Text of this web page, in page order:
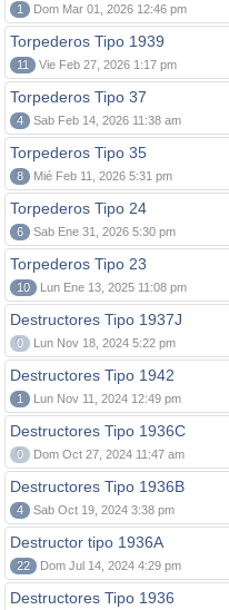
1 Dom Mar 01, 2026 12:46 pm
Torpederos Tipo 1939
11 Vie Feb 27, 2026 1:17 pm
Torpederos Tipo 37
4 Sab Feb 14, 2026 11:38 am
Torpederos Tipo 35
8 Mié Feb 11, 2026 5:31 pm
Torpederos Tipo 24
6 Sab Ene 31, 2026 5:30 pm
Torpederos Tipo 23
10 Lun Ene 13, 2025 11:08 pm
Destructores Tipo 1937J
0 Lun Nov 18, 2024 5:22 pm
Destructores Tipo 1942
1 Lun Nov 11, 2024 12:49 pm
Destructores Tipo 1936C
0 Dom Oct 27, 2024 11:47 am
Destructores Tipo 1936B
4 Sab Oct 19, 2024 3:38 pm
Destructor tipo 1936A
22 Dom Jul 14, 2024 4:29 pm
Destructores Tipo 1936